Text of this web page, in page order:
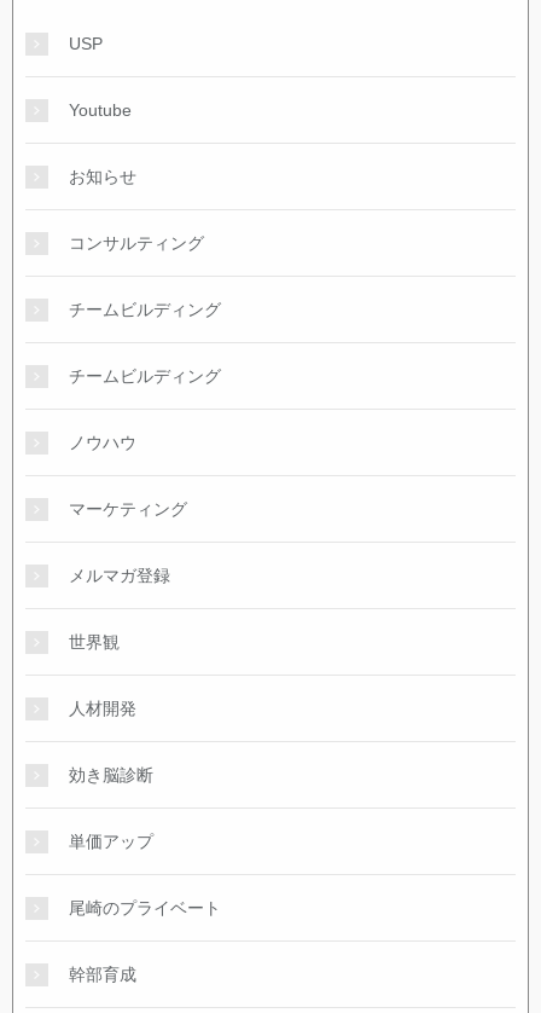
USP
Youtube
お知らせ
コンサルティング
チームビルディング
チームビルディング
ノウハウ
マーケティング
メルマガ登録
世界観
人材開発
効き脳診断
単価アップ
尾崎のプライベート
幹部育成